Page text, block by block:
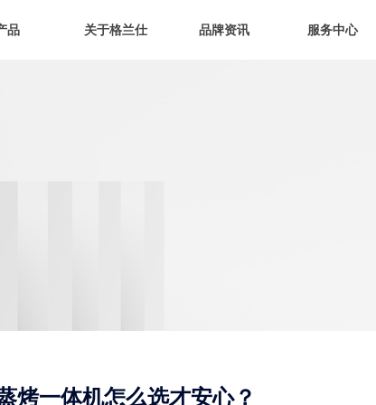
品 关于格兰仕 品牌资讯 服务中心
烤一体机怎么选才安心？